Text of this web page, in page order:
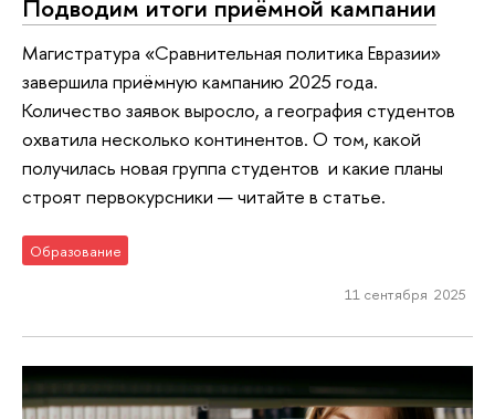
Подводим итоги приёмной кампании
Магистратура «Сравнительная политика Евразии»
завершила приёмную кампанию 2025 года.
Количество заявок выросло, а география студентов
охватила несколько континентов. О том, какой
получилась новая группа студентов и какие планы
строят первокурсники — читайте в статье.
Образование
11 сентября 2025